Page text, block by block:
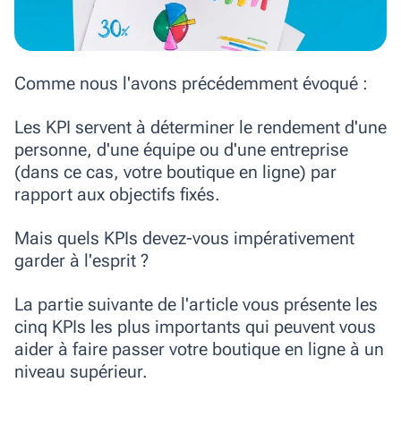
Comme nous l'avons précédemment évoqué :
Les KPI servent à déterminer le rendement d'une
personne, d'une équipe ou d'une entreprise
(dans ce cas, votre boutique en ligne) par
rapport aux objectifs fixés.
Mais quels KPIs devez-vous impérativement
garder à l'esprit ?
La partie suivante de l'article vous présente les
cinq KPIs les plus importants qui peuvent vous
aider à faire passer votre boutique en ligne à un
niveau supérieur.